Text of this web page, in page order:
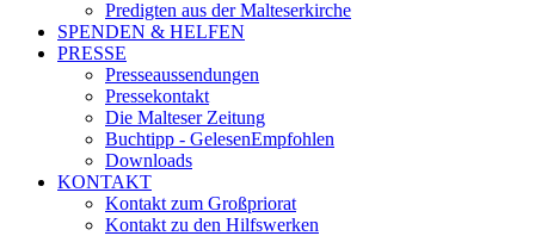
Predigten aus der Malteserkirche
SPENDEN & HELFEN
PRESSE
Presseaussendungen
Pressekontakt
Die Malteser Zeitung
Buchtipp - GelesenEmpfohlen
Downloads
KONTAKT
Kontakt zum Großpriorat
Kontakt zu den Hilfswerken